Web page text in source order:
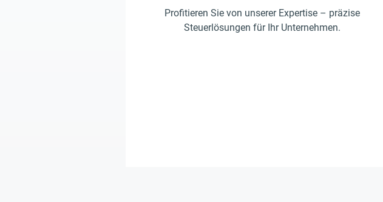
Profitieren Sie von unserer Expertise – präzise
Steuerlösungen für Ihr Unternehmen.